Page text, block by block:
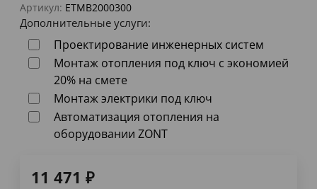
Артикул: ETMB2000300
Дополнительные услуги:
Проектирование инженерных систем
Монтаж отопления под ключ с экономией
20% на смете
Монтаж электрики под ключ
Автоматизация отопления на
оборудовании ZONT
11 471 ₽